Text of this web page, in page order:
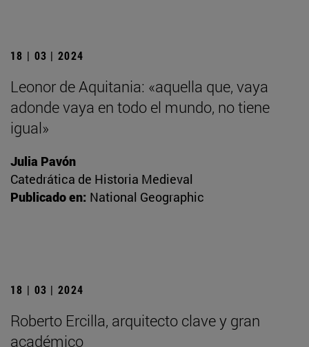
18 | 03 | 2024
Leonor de Aquitania: «aquella que, vaya
adonde vaya en todo el mundo, no tiene
igual»
Julia Pavón
Catedrática de Historia Medieval
Publicado en: National Geographic
18 | 03 | 2024
Roberto Ercilla, arquitecto clave y gran
académico